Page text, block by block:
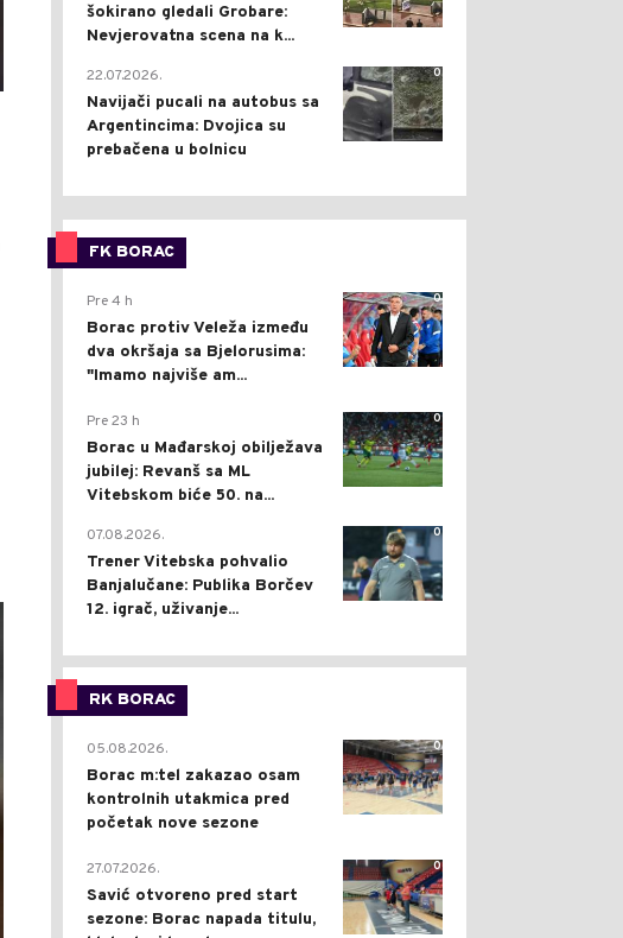
šokirano gledali Grobare:
Nevjerovatna scena na k...
0
22.07.2026.
Navijači pucali na autobus sa
Argentincima: Dvojica su
prebačena u bolnicu
FK BORAC
0
Pre 4 h
Borac protiv Veleža između
dva okršaja sa Bjelorusima:
"Imamo najviše am...
0
Pre 23 h
Borac u Mađarskoj obilježava
jubilej: Revanš sa ML
Vitebskom biće 50. na...
0
07.08.2026.
Trener Vitebska pohvalio
Banjalučane: Publika Borčev
12. igrač, uživanje...
RK BORAC
0
05.08.2026.
Borac m:tel zakazao osam
kontrolnih utakmica pred
početak nove sezone
0
27.07.2026.
Savić otvoreno pred start
sezone: Borac napada titulu,